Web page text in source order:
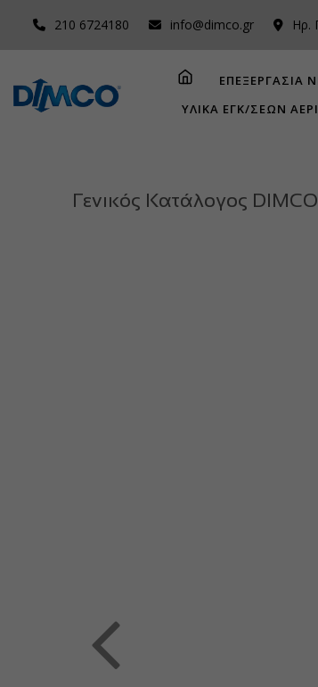
210 6724180 info@dimco.gr Ηρ.
ΕΠΕΞΕΡΓΑΣΙΑ
ΥΛΙΚΑ ΕΓΚ/ΣΕΩΝ
Γενικός Κατάλογος DIMCO